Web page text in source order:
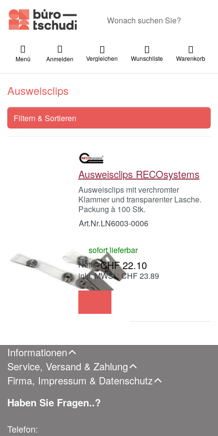
Menü Anmelden Vergleichen Wunschliste Warenkorb
Ausweisclips
Filtern & Sortieren
Ausweisclips RECOsystems
Ausweisclips mit verchromter
Klammer und transparenter Lasche.
Packung à 100 Stk.
Art.Nr.LN6003-0006
sofort lieferbar
CHF 22.10
inkl. MWSt.: CHF 23.89
Informationen
Service, Versand & Zahlung
Firma, Impressum & Datenschutz
Haben Sie Fragen..?
Telefon: